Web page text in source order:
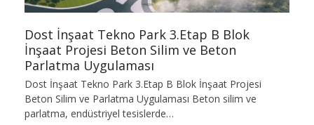
Dost İnşaat Tekno Park 3.Etap B Blok
İnşaat Projesi Beton Silim ve Beton
Parlatma Uygulaması
Dost İnşaat Tekno Park 3.Etap B Blok İnşaat Projesi
Beton Silim ve Parlatma Uygulaması Beton silim ve
parlatma, endüstriyel tesislerde…